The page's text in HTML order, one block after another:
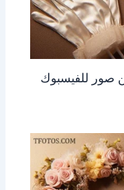
صور للفيسبوك